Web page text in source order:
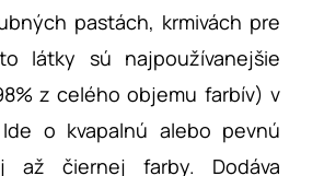
pastách, krmivách pre
látky sú najpoužívanejšie
z celého objemu farbív) v
o kvapalnú alebo pevnú
až čiernej farby. Dodáva